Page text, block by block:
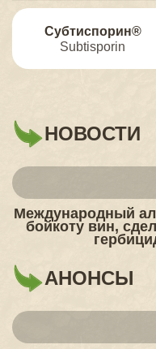
Субтиспорин®
Subtisporin
НОВОСТИ
Международный
бойкоту вин,
АНОНСЫ